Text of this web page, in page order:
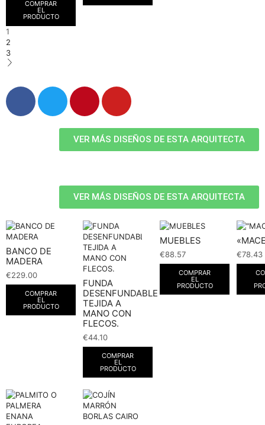
COMPRAR
EL
PRODUCTO
1
2
3
VER MÁS DISEÑOS DE ESTA ARQUITECTA
VER MÁS DISEÑOS DE ESTA ARQUITECTA
BANCO DE
MADERA
€229.00
COMPRAR
EL
PRODUCTO
FUNDA
DESENFUNDABLE
TEJIDA A
MANO CON
FLECOS.
€44.10
COMPRAR
EL
PRODUCTO
MUEBLES
€88.57
COMPRAR
EL
PRODUCTO
€78.43